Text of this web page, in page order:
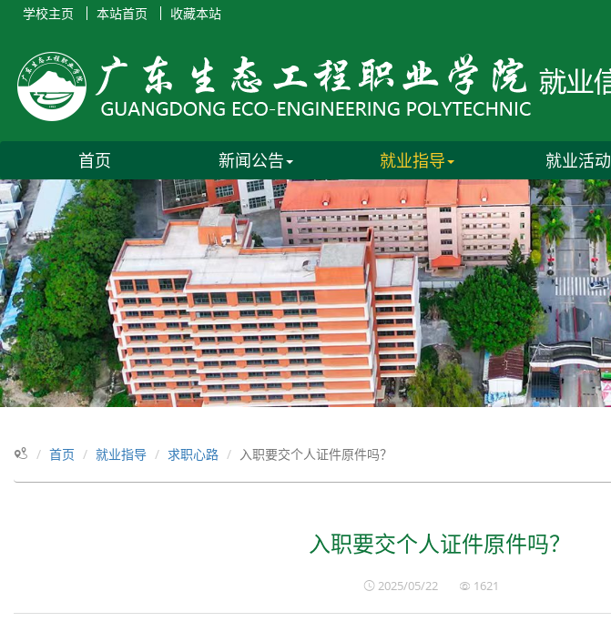
学校主页 本站首页 收藏本站
首页 新闻公告 就业指导 就业活动
首页 就业指导 求职心路 入职要交个人证件原件吗？
入职要交个人证件原件吗？
2025/05/22 1621